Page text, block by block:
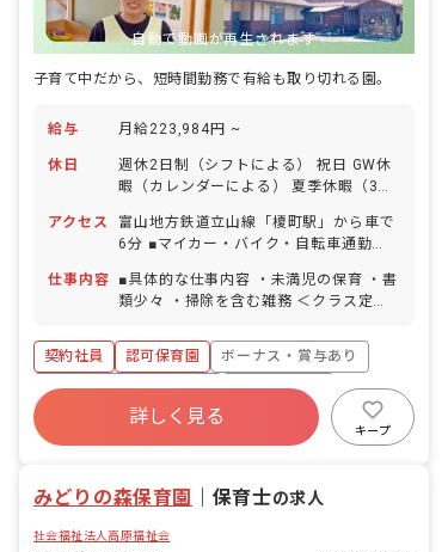
自動で動画が再生されます
子育て中だから、短時間勤務で有給も取り切れる園。
給与 月給223,984円 ~
休日
週休2日制（シフトによる） 祝日 GW休
暇（カレンダーによる） 夏季休暇（3日
（取得率100％／半日単位での取得可／
5日以上の連休可） 慶弔休暇 産前産後・
育児休暇（取得率・復帰率ともに
100％） 介護・看護休暇 ※年間休日104
を概ね月1回で分配しており、お休みが
取りやすいように配慮しています。予め
アクセス
富山地方鉄道立山線「榎町駅」から車で
6分 ■マイカー・バイク・自転車通勤
きな川が流れており、周囲を畑に囲まれ
ているので気軽に自然と触れ合うことが
仕事内容
■具体的な仕事内容 ・未満児の保育 ・書
類少々 ・掃除を含む雑務 ＜クラス定員
ラス 12名／職員3名 2歳児クラス 27
名／職員6名 3歳児クラス 25名／職員2
名 4歳児クラス 25名／職員2名 5歳児
クラス 24名／職員2名 ■教育・保育理
念 高原福祉会は、入所する児童の最善の
「生きる喜び」を感じられることを目指
ぬくもりの教育・保育で心豊かに・・・
契約社員 認可保育園
ボーナス・賞与あり
寮・住宅・家賃補助あり
社会保険完備
退職金制度
残業少なめ
詳しく見る
キープ
みどりの森保育園 保育士の求人
社会福祉法人高原福祉会